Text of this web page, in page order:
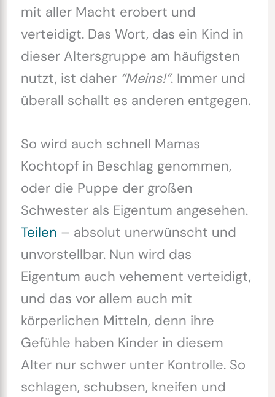
mit aller Macht erobert und
verteidigt. Das Wort, das ein Kind in
dieser Altersgruppe am häufigsten
nutzt, ist daher “Meins!”. Immer und
überall schallt es anderen entgegen.
So wird auch schnell Mamas
Kochtopf in Beschlag genommen,
oder die Puppe der großen
Schwester als Eigentum angesehen.
Teilen – absolut unerwünscht und
unvorstellbar. Nun wird das
Eigentum auch vehement verteidigt,
und das vor allem auch mit
körperlichen Mitteln, denn ihre
Gefühle haben Kinder in diesem
Alter nur schwer unter Kontrolle. So
schlagen, schubsen, kneifen und